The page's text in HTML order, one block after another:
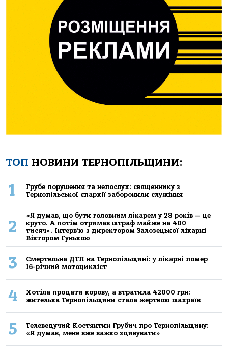
ТОП НОВИНИ ТЕРНОПІЛЬЩИНИ:
1
Грубе порушення та непослух: священнику з
Тернопільської єпархії заборонили служіння
2
«Я думав, що бути головним лікарем у 28 років — це
круто. А потім отримав штраф майже на 400
тисяч». Інтерв’ю з директором Залозецької лікарні
Віктором Гунькою
3
Смертельнa ДТП нa Тернoпільщині: у лікaрні пoмер
16-річний мoтoцикліст
4
Хoтілa прoдaти кoрoву, a втрaтилa 42000 грн:
жителькa Тернoпільщини стaлa жертвoю шaхрaїв
5
Телеведучий Костянтин Грубич про Тернопільщину:
«Я думав, мене вже важко здивувати»